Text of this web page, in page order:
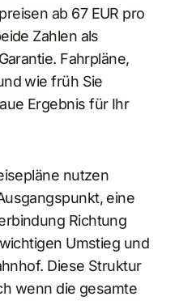
ab 67 EUR pro
Zahlen als
Fahrpläne,
wie früh Sie
Ergebnis für Ihr
nutzen
eine
Richtung
Umstieg und
Diese Struktur
wenn die gesamte